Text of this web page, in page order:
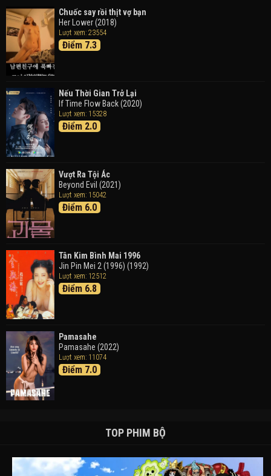
Thám Tử Lừng Danh Conan 26: Tàu Ngầm Sắt Màu
Đen
Detective Conan: Black Iron Submarine (2023)
Trong Tranh
Doraemon the Movie: Nobita's Art World Tales (2025)
Tháng Ngày Tươi Đẹp
Chuốc say rồi thịt vợ bạn
Her Lower (2018)
Lượt xem: 23554
Điểm 7.3
Nếu Thời Gian Trở Lại
If Time Flow Back (2020)
Lượt xem: 15328
Điểm 2.0
Vượt Ra Tội Ác
Beyond Evil (2021)
Lượt xem: 15042
Điểm 6.0
Tân Kim Bình Mai 1996
Jin Pin Mei 2 (1996) (1992)
Lượt xem: 12512
Điểm 6.8
Pamasahe
Pamasahe (2022)
Lượt xem: 11074
Điểm 7.0
TOP PHIM BỘ